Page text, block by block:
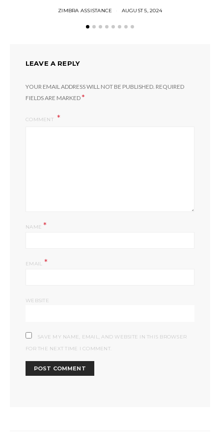
ZIMBRA ASSISTANCE AUGUST 5, 2024
LEAVE A REPLY
YOUR EMAIL ADDRESS WILL NOT BE PUBLISHED. REQUIRED
FIELDS ARE MARKED*
COMMENT
NAME *
EMAIL *
WEBSITE
SAVE MY NAME, EMAIL, AND WEBSITE IN THIS BROWSER
FOR THE NEXT TIME I COMMENT.